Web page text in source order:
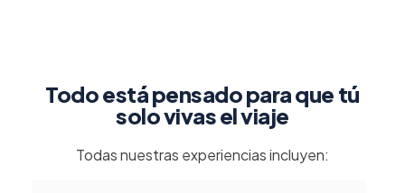
Todo está pensado para que tú
solo vivas el viaje
Todas nuestras experiencias incluyen: